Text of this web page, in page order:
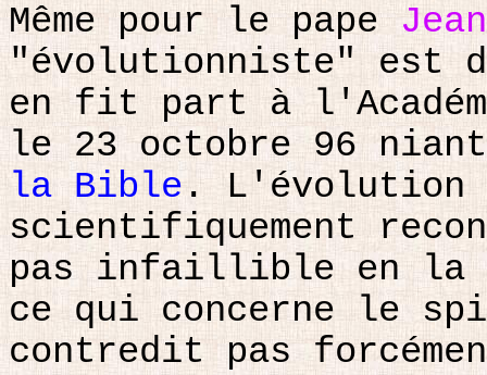
Même pour le pape
"évolutionniste" est
en fit part à
le 23 octobre 96
la Bible. L'évolution
scientifiquement
pas infaillible en la
ce qui concerne le
contredit pas